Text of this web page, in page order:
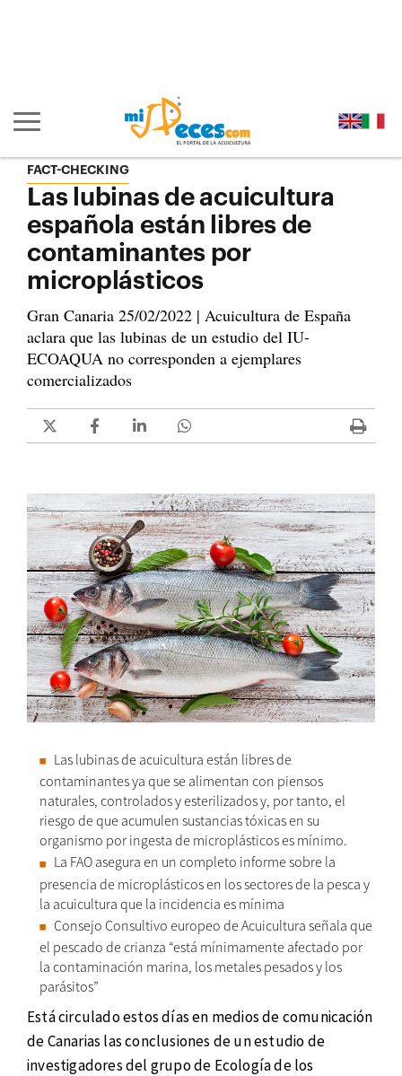
Mostrar/ocultar navegación principal
FACT-CHECKING
Las lubinas de acuicultura
española están libres de
contaminantes por
microplásticos
Gran Canaria 25/02/2022 | Acuicultura de España
aclara que las lubinas de un estudio del IU-
ECOAQUA no corresponden a ejemplares
comercializados
Las lubinas de acuicultura están libres de
contaminantes ya que se alimentan con piensos
naturales, controlados y esterilizados y, por tanto, el
riesgo de que acumulen sustancias tóxicas en su
organismo por ingesta de microplásticos es mínimo.
La FAO asegura en un completo informe sobre la
presencia de microplásticos en los sectores de la pesca y
la acuicultura que la incidencia es mínima
Consejo Consultivo europeo de Acuicultura señala que
el pescado de crianza “está mínimamente afectado por
la contaminación marina, los metales pesados y los
parásitos”
Está circulado estos días en medios de comunicación
de Canarias las conclusiones de un estudio de
investigadores del grupo de Ecología de los